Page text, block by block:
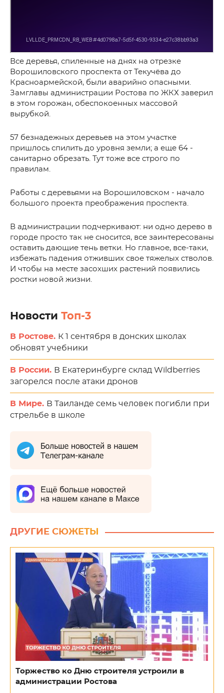
Все деревья, спиленные на днях на отрезке
Ворошиловского проспекта от Текучёва до
Красноармейской, были аварийно опасными.
Замглавы администрации Ростова по ЖКХ заверил
в этом горожан, обеспокоенных массовой
вырубкой.
57 безнадежных деревьев на этом участке
пришлось спилить до уровня земли; а еще 64 -
санитарно обрезать. Тут тоже все строго по
правилам.
Работы с деревьями на Ворошиловском - начало
большого проекта преображения проспекта.
В администрации подчеркивают: ни одно дерево в
городе просто так не сносится, все заинтересованы
оставить дающие тень ветки. Но главное, все-таки,
избежать падения отживших свое тяжелых стволов.
И чтобы на месте засохших растений появились
ростки новой жизни.
Новости Топ-3
В Ростове. К 1 сентября в донских школах
обновят учебники
В России. В Екатеринбурге склад Wildberries
загорелся после атаки дронов
В Мире. В Таиланде семь человек погибли при
стрельбе в школе
ДРУГИЕ СЮЖЕТЫ
Торжество ко Дню строителя устроили в
администрации Ростова